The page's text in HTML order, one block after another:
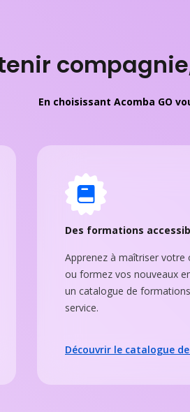
En choisissant Acomba GO
Des formations
Apprenez à maîtriser votre
ou formez vos nouveaux
un catalogue de
service.
Découvrir le catalogue